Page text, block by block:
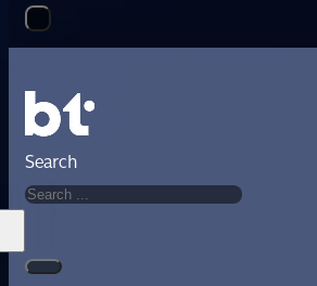
Search